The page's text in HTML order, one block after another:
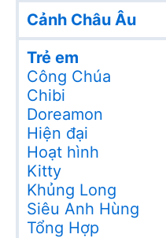
Cảnh Châu Âu
Trẻ em
Công Chúa
Chibi
Doreamon
Hiện đại
Hoạt hình
Kitty
Khủng Long
Siêu Anh Hùng
Tổng Hợp